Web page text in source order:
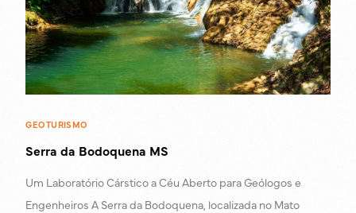
GEOTURISMO
Serra da Bodoquena MS
Um Laboratório Cárstico a Céu Aberto para Geólogos e
Engenheiros A Serra da Bodoquena, localizada no Mato